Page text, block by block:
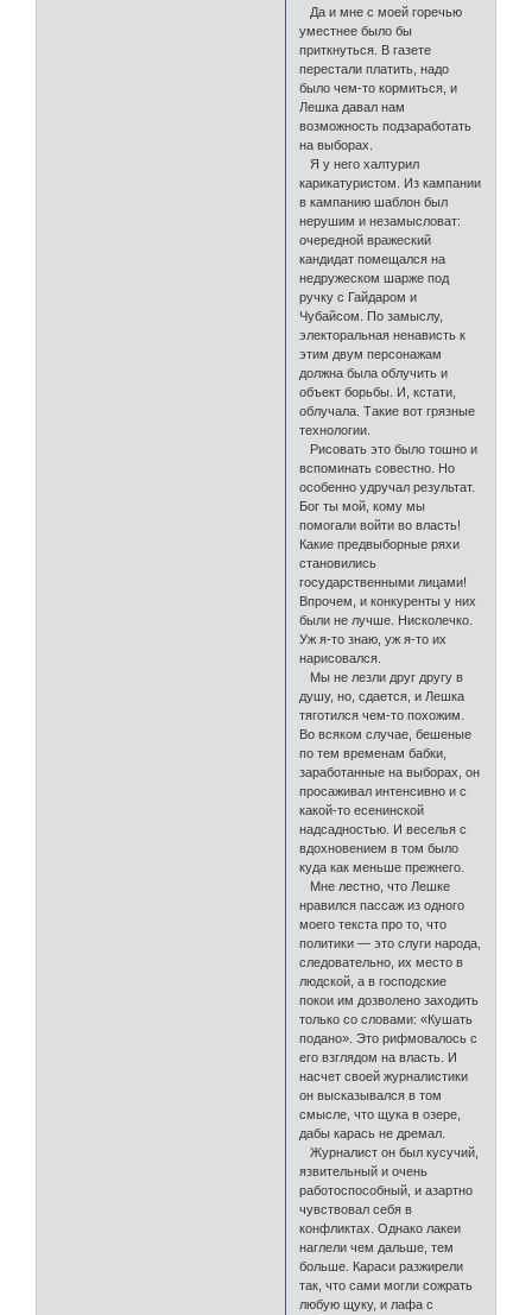
Да и мне с моей горечью
уместнее было бы
приткнуться. В газете
перестали платить, надо
было чем-то кормиться, и
Лешка давал нам
возможность подзаработать
на выборах.
Я у него халтурил
карикатуристом. Из кампании
в кампанию шаблон был
нерушим и незамысловат:
очередной вражеский
кандидат помещался на
недружеском шарже под
ручку с Гайдаром и
Чубайсом. По замыслу,
электоральная ненависть к
этим двум персонажам
должна была облучить и
объект борьбы. И, кстати,
облучала. Такие вот грязные
технологии.
Рисовать это было тошно и
вспоминать совестно. Но
особенно удручал результат.
Бог ты мой, кому мы
помогали войти во власть!
Какие предвыборные ряхи
становились
государственными лицами!
Впрочем, и конкуренты у них
были не лучше. Нисколечко.
Уж я-то знаю, уж я-то их
нарисовался.
Мы не лезли друг другу в
душу, но, сдается, и Лешка
тяготился чем-то похожим.
Во всяком случае, бешеные
по тем временам бабки,
заработанные на выборах, он
просаживал интенсивно и с
какой-то есенинской
надсадностью. И веселья с
вдохновением в том было
куда как меньше прежнего.
Мне лестно, что Лешке
нравился пассаж из одного
моего текста про то, что
политики — это слуги народа,
следовательно, их место в
людской, а в господские
покои им дозволено заходить
только со словами: «Кушать
подано». Это рифмовалось с
его взглядом на власть. И
насчет своей журналистики
он высказывался в том
смысле, что щука в озере,
дабы карась не дремал.
Журналист он был кусучий,
язвительный и очень
работоспособный, и азартно
чувствовал себя в
конфликтах. Однако лакеи
наглели чем дальше, тем
больше. Караси разжирели
так, что сами могли сожрать
любую щуку, и лафа с